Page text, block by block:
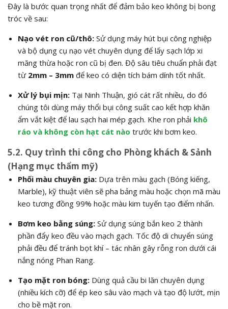
Đây là bước quan trọng nhất để đảm bảo keo không bị bong
tróc về sau:
Nạo vét ron cũ/thô:Sử dụng máy hút bụi công nghiệp
và bộ dụng cụ nạo vét chuyên dụng để lấy sạch lớp xi
măng thừa hoặc ron cũ bị đen. Độ sâu tiêu chuẩn phải đạt
từ 2mm – 3mmđể keo có diện tích bám dính tốt nhất.
Xử lý bụi mịn:Tại Ninh Thuận, gió cát rất nhiều, do đó
chúng tôi dùng máy thổi bụi công suất cao kết hợp khăn
ẩm vắt kiệt để lau sạch hai mép gạch. Khe ron phải khô
ráo và không còn hạt cát nào trước khi bơm keo.
5.2. Quy trình thi công cho Phòng khách & Sảnh
(Hạng mục thẩm mỹ)
Phối màu chuyên gia:Dựa trên màu gạch (Bóng kiếng,
Marble), kỹ thuật viên sẽ pha bảng màu hoặc chọn mã màu
keo tương đồng 99% hoặc màu kim tuyến tạo điểm nhấn.
Bơm keo bằng súng:Sử dụng súng bắn keo 2 thành
phần đẩy keo đều vào mạch gạch. Tốc độ di chuyển súng
phải đều để tránh bọt khí – tác nhân gây rỗng ron dưới cái
nắng nóng Phan Rang.
Tạo mặt ron bóng:Dùng quả cầu bi lăn chuyên dụng
(nhiều kích cỡ) để ép keo sâu vào mạch và tạo độ lướt, mịn
cho bề mặt ron.